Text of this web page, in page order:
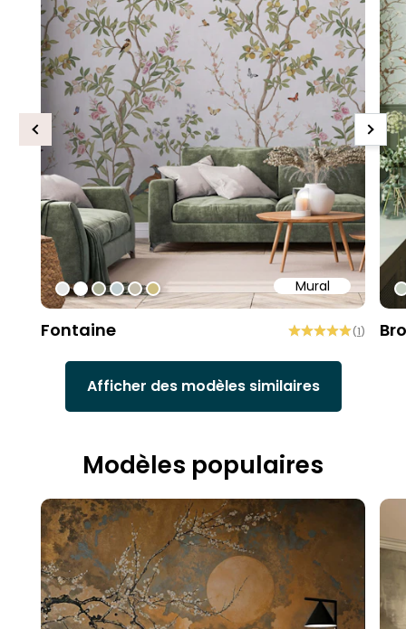
Mural
#e6e6e6
#ffffff
#abae95
#c0ced1
#c4bdac
#cebe81
Fontaine (1)
Previous Next
Afficher des modèles similaires
Modèles populaires